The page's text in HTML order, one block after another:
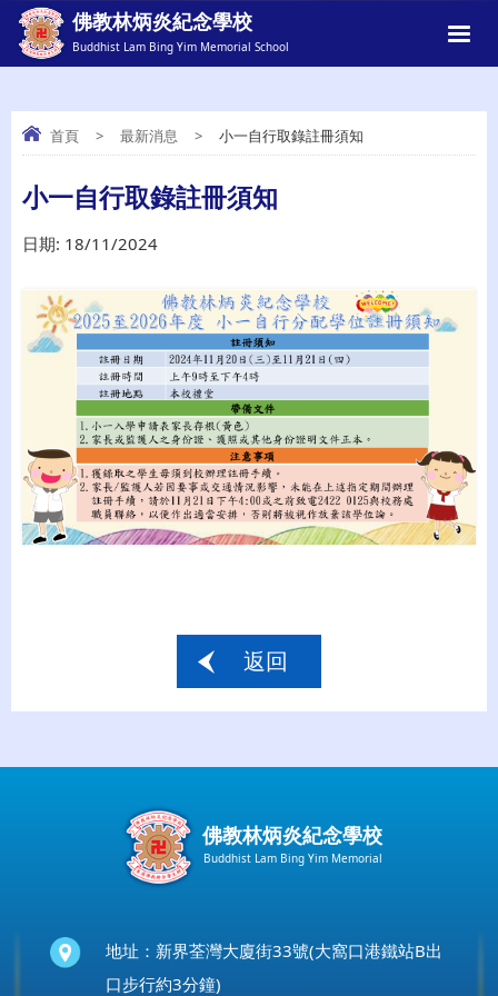
佛教林炳炎紀念學校
Buddhist Lam Bing Yim Memorial School
小一自行取錄註冊須知
首頁 > 最新消息 > 小一自行取錄註冊須知
小一自行取錄註冊須知
日期: 18/11/2024
返回
佛教林炳炎紀念學校
Buddhist Lam Bing Yim Memorial
地址：新界荃灣大廈街33號(大窩口港鐵站B出
口步行約3分鐘)